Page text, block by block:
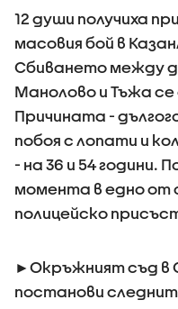
12 души получиха
масовия бой в
Сбиването между
Манолово и Тъжа
Причината -
побоя с лопати и
- на 36 и 54 години.
момента в едно от
полицейско
►Окръжният съд в
постанови